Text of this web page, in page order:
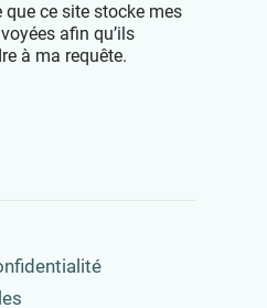
que ce site stocke mes
afin qu’ils
à ma requête.